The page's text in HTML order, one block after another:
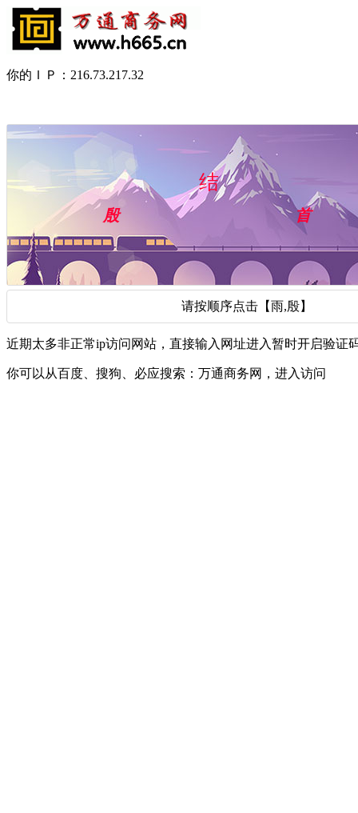
你的ＩＰ：216.73.217.32
请按顺序点击【雨,殷】
近期太多非正常ip访问网站，直接输入网址进入暂时开启验证
你可以从百度、搜狗、必应搜索：万通商务网，进入访问